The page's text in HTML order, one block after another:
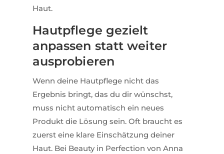
Haut.
Hautpflege gezielt
anpassen statt weiter
ausprobieren
Wenn deine Hautpflege nicht das
Ergebnis bringt, das du dir wünschst,
muss nicht automatisch ein neues
Produkt die Lösung sein. Oft braucht es
zuerst eine klare Einschätzung deiner
Haut. Bei Beauty in Perfection von Anna